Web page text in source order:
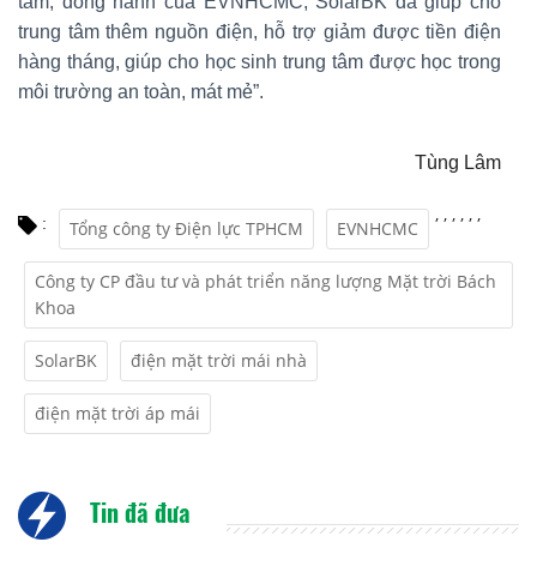
trung tâm thêm nguồn điện, hỗ trợ giảm được tiền điện
hàng tháng, giúp cho học sinh trung tâm được học trong
môi trường an toàn, mát mẻ”.
Tùng Lâm
: Tổng công ty Điện lực TPHCM
,
EVNHCMC
,
Công ty CP đầu tư và phát triển năng lượng Mặt trời Bách
Khoa
,
SolarBK
,
điện mặt trời mái nhà
,
điện mặt trời áp mái
,
Tin đã đưa